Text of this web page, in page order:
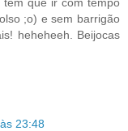
;o) e sem barrigão
heheheeh. Beijocas
23:48